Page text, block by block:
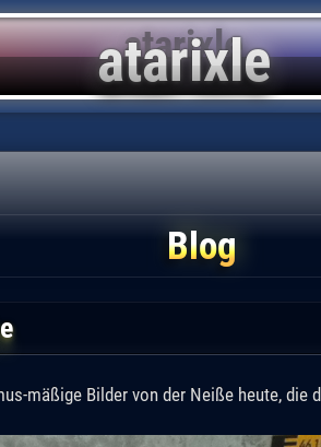
Blog
mäßige Bilder von der Neiße heute,